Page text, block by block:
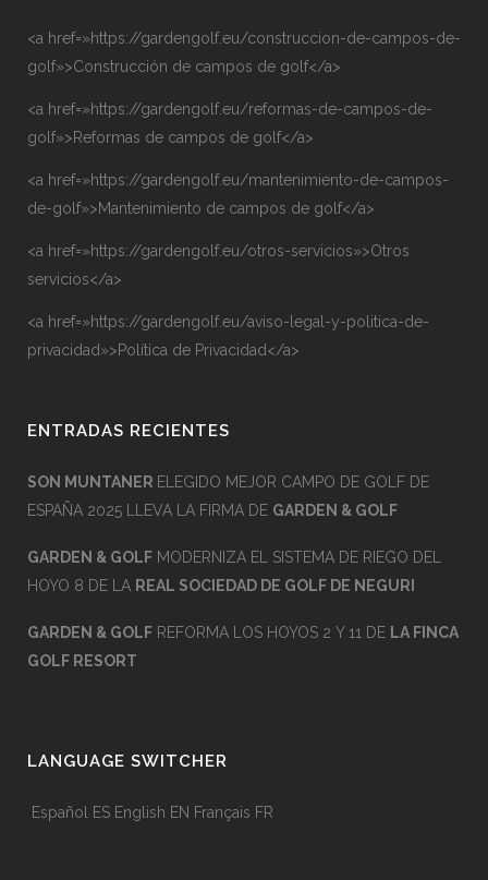
<a href=»https://gardengolf.eu/construccion-de-campos-de-
golf»>Construcción de campos de golf</a>
<a href=»https://gardengolf.eu/reformas-de-campos-de-
golf»>Reformas de campos de golf</a>
<a href=»https://gardengolf.eu/mantenimiento-de-campos-
de-golf»>Mantenimiento de campos de golf</a>
<a href=»https://gardengolf.eu/otros-servicios»>Otros
servicios</a>
<a href=»https://gardengolf.eu/aviso-legal-y-politica-de-
privacidad»>Política de Privacidad</a>
ENTRADAS RECIENTES
SON MUNTANER ELEGIDO MEJOR CAMPO DE GOLF DE
ESPAÑA 2025 LLEVA LA FIRMA DE GARDEN & GOLF
GARDEN & GOLF MODERNIZA EL SISTEMA DE RIEGO DEL
HOYO 8 DE LA REAL SOCIEDAD DE GOLF DE NEGURI
GARDEN & GOLF REFORMA LOS HOYOS 2 Y 11 DE LA FINCA
GOLF RESORT
LANGUAGE SWITCHER
Español ES English EN Français FR